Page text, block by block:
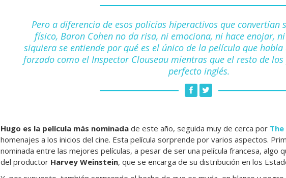
Pero a diferencia de esos policías hiperactivos que convertían
físico, Baron Cohen no da risa, ni emociona, ni hace enojar,
siquiera se entiende por qué es el único de la película que
forzado como el Inspector Clouseau mientras que el resto de
perfecto inglés.
Hugo es la película más nominada de este año, seguida muy de cerca por
homenajes a los inicios del cine. Esta película sorprende por varios aspectos.
nominada entre las mejores películas, a pesar de ser una película francesa, algo
del productor Harvey Weinstein, que se encarga de su distribución en los